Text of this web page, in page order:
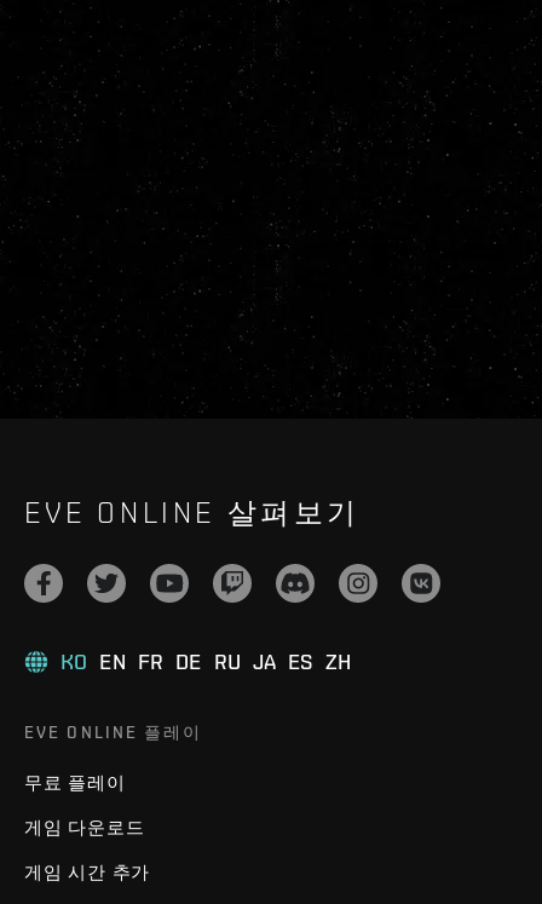
EVE ONLINE 살펴보기
KO EN FR DE RU JA ES ZH
EVE ONLINE 플레이
무료 플레이
게임 다운로드
게임 시간 추가